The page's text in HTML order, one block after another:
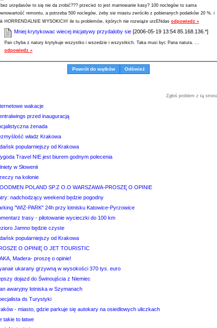
urzędasów to się nie da zrobić??? przecież to jest marnowanie kasy? 100 noclegów to sama
remontu, a potrzeba 500 noclegów, żeby sie miastu zwróciło z pobieranych podatków 20 %. i
HORRENDALNIE WYSOKICH! ile tu problemów, kjtórych nie rozwiąże urzENdas odpowiedz »
Mniej krytykowac wiecej inicjatywy przydaloby sie [2006-05-19 13:54 85.168.136.*]
Pan chyba z natury krytykuje wszystko i wszedzie i wszystkich. Taka musi byc Pana natura. ...
odpowiedz »
Powrót do wątków Odśwież
Zgłoś problem z tą
wakacje
przed inauguracją
żenada
władz Krakowa
popularniejszy od Krakowa
Travel NIE jest biurem godnym polecenia
w Słowenii
na kolonie
POLAND SP.Z O.O WARSZAWA-PROSZĘ O OPINIE
nadchodzący weekend będzie pogodny
"WIZ-PARK" 24h przy lotnisku Katowice-Pyrzowice
trasy - pilotowanie wycieczki do 100 km
Jamno będzie czyste
popularniejszy od Krakowa
O OPINIĘ O JET TOURISTIC
Madera- proszę o opinie!
ukarany grzywną w wysokości 370 tys. euro
dojazd do Świnoujścia z Niemiec
awaryjny lotniska w Szymanach
ds Turystyki
- miasto, gdzie parkuje się autokary na osiedlowych uliczkach
takie to łatwe